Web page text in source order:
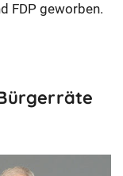
FDP geworben.